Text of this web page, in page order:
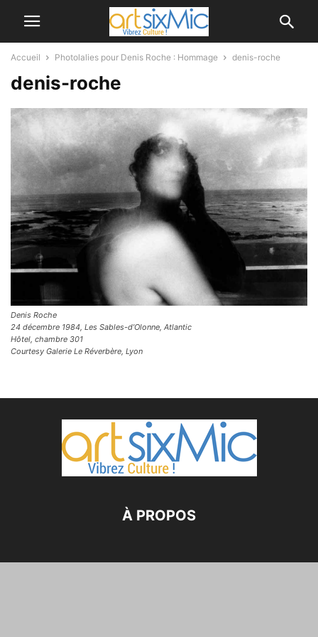
Accueil Photolalies pour Denis Roche : Hommage denis-roche
denis-roche
Denis Roche
24 décembre 1984, Les Sables-d’Olonne, Atlantic
Hôtel, chambre 301
Courtesy Galerie Le Réverbère, Lyon
À PROPOS